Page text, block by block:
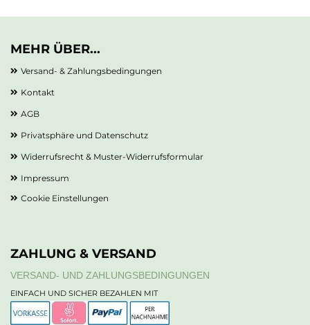
MEHR ÜBER...
Versand- & Zahlungsbedingungen
Kontakt
AGB
Privatsphäre und Datenschutz
Widerrufsrecht & Muster-Widerrufsformular
Impressum
Cookie Einstellungen
ZAHLUNG & VERSAND
VERSAND- UND ZAHLUNGSBEDINGUNGEN
EINFACH UND SICHER BEZAHLEN MIT